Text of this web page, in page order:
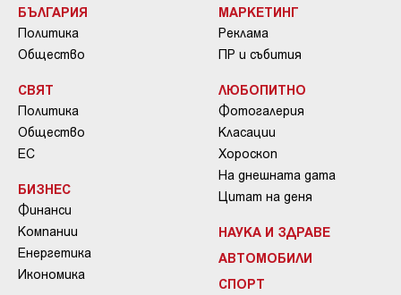
БЪЛГАРИЯ
Политика
Общество
СВЯТ
Политика
Общество
ЕС
БИЗНЕС
Финанси
Компании
Енергетика
Икономика
МАРКЕТИНГ
Реклама
ПР и събития
ЛЮБОПИТНО
Фотогалерия
Класации
Хороскоп
На днешната дата
Цитат на деня
НАУКА И ЗДРАВЕ
АВТОМОБИЛИ
СПОРТ